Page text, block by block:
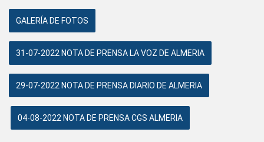
GALERÍA DE FOTOS
31-07-2022 NOTA DE PRENSA LA VOZ DE ALMERIA
29-07-2022 NOTA DE PRENSA DIARIO DE ALMERIA
04-08-2022 NOTA DE PRENSA CGS ALMERIA